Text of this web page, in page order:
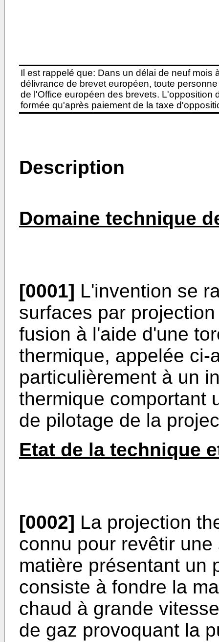
Il est rappelé que: Dans un délai de neuf
délivrance de brevet européen, toute
de l'Office européen des brevets. L'opposition
formée qu'après paiement de la taxe
Description
Domaine technique
[0001] L'invention se
surfaces par
fusion à l'aide d'une
thermique, appelée ci-
particulièrement à un
thermique comportant
de pilotage de la
Etat de la technique
[0002] La projection
connu pour revêtir
matière présentant un
consiste à fondre la
chaud à grande
de gaz provoquant la